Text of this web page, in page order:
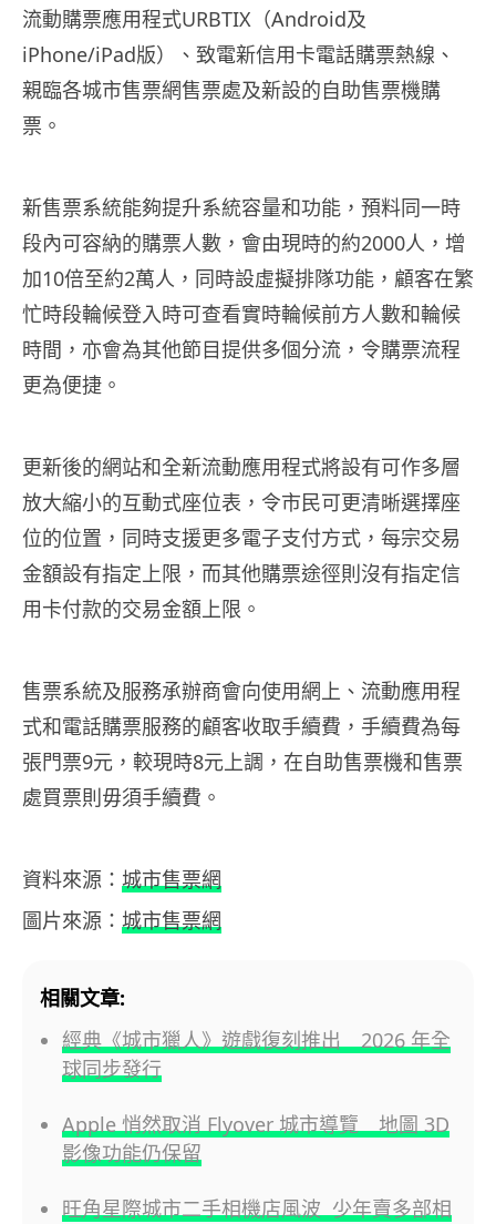
流動購票應用程式URBTIX（Android及
iPhone/iPad版）、致電新信用卡電話購票熱線、
親臨各城市售票網售票處及新設的自助售票機購
票。
新售票系統能夠提升系統容量和功能，預料同一時
段內可容納的購票人數，會由現時的約2000人，增
加10倍至約2萬人，同時設虛擬排隊功能，顧客在繁
忙時段輪候登入時可查看實時輪候前方人數和輪候
時間，亦會為其他節目提供多個分流，令購票流程
更為便捷。
更新後的網站和全新流動應用程式將設有可作多層
放大縮小的互動式座位表，令市民可更清晰選擇座
位的位置，同時支援更多電子支付方式，每宗交易
金額設有指定上限，而其他購票途徑則沒有指定信
用卡付款的交易金額上限。
售票系統及服務承辦商會向使用網上、流動應用程
式和電話購票服務的顧客收取手續費，手續費為每
張門票9元，較現時8元上調，在自助售票機和售票
處買票則毋須手續費。
資料來源： 城市售票網
圖片來源： 城市售票網
相關文章:
經典《城市獵人》遊戲復刻推出 2026 年全
球同步發行
Apple 悄然取消 Flyover 城市導覽 地圖 3D
影像功能仍保留
旺角星際城市二手相機店風波 少年賣多部相